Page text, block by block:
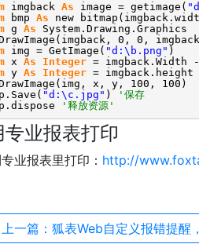
imgback As image = getimage(
bmp As
new
g As
System.Drawing.Graphics
0, 0,
img = GetImage( "d:\b.png" )
x As Integer = imgback.Width
y As Integer =
x, y, 100,
"d:\c.jpg" )
'保存
'释放资源'
业报表打印
业报表里打印： http://
上一篇：狐表Web自定义报错提醒